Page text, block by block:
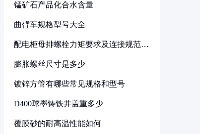
锰矿石产品化合水含量
曲臂车规格型号大全
配电柜母排螺栓力矩要求及连接规范详
膨胀螺丝尺寸是多少
镀锌方管有哪些常见规格和型号
D400球墨铸铁井盖重多少
覆膜砂的耐高温性能如何